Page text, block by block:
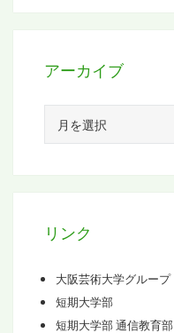
アーカイブ
カ
リンク
大阪芸術大学グループ
短期大学部
短期大学部 通信教育部